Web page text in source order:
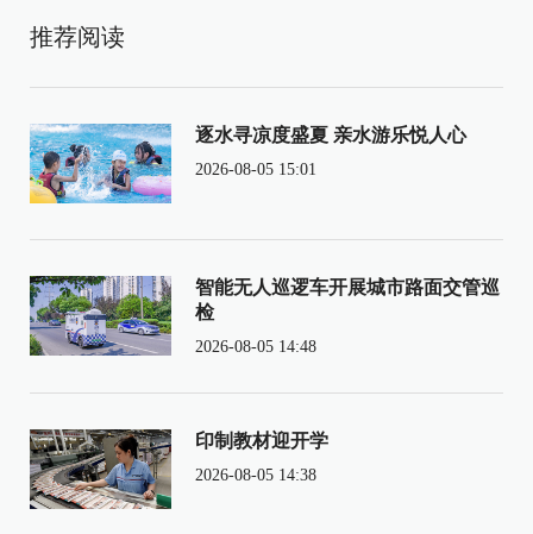
推荐阅读
逐水寻凉度盛夏 亲水游乐悦人心
2026-08-05 15:01
智能无人巡逻车开展城市路面交管巡
检
2026-08-05 14:48
印制教材迎开学
2026-08-05 14:38